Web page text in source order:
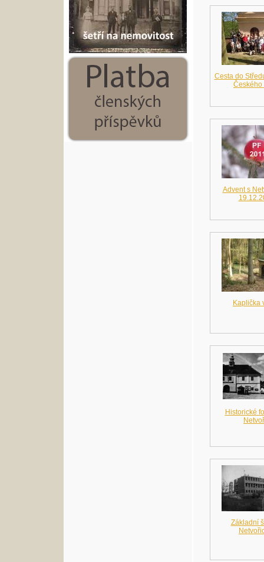
Cesta do
Českého
Advent s
Kaplička
Historické
Základní